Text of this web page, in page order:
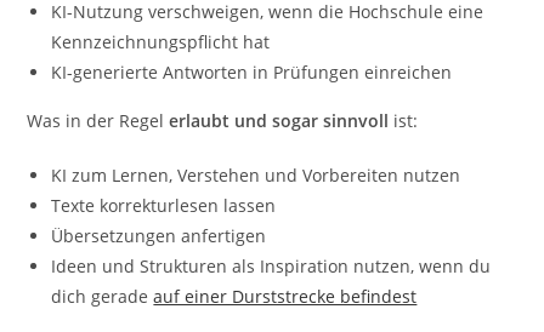
KI-Nutzung verschweigen, wenn die Hochschule eine
Kennzeichnungspflicht hat
KI-generierte Antworten in Prüfungen einreichen
Was in der Regelerlaubt und sogar sinnvoll ist:
KI zum Lernen, Verstehen und Vorbereiten nutzen
Texte korrekturlesen lassen
Übersetzungen anfertigen
Ideen und Strukturen als Inspiration nutzen, wenn du
dich geradeauf einer Durststrecke befindest